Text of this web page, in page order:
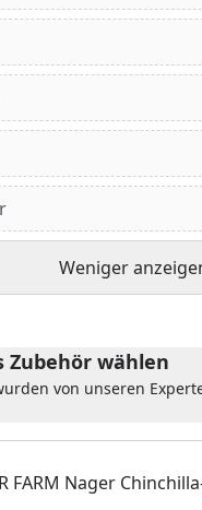
Weniger
Zubehör wählen
von unseren
FARM Nager